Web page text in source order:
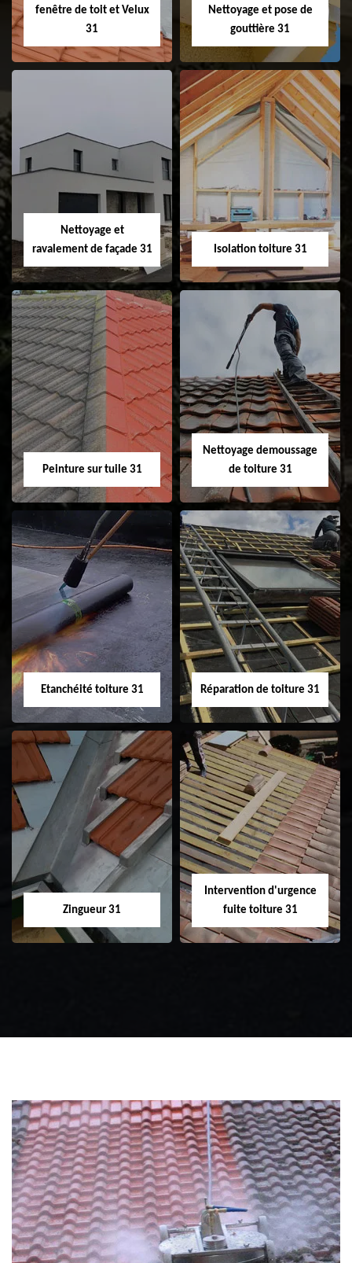
fenêtre de toit et Velux
31
Pose et
changement de
fenêtre de toit et
Velux 31
Nettoyage et pose de
gouttière 31
Nettoyage et pose
Nettoyage et
ravalement de façade 31
Nettoyage et
ravalement de
façade 31
Isolation toiture 31
Isolation toiture 31
Peinture sur tuile 31
Peinture sur tuile
31
Nettoyage demoussage
de toiture 31
Nettoyage
demoussage de
toiture 31
Etanchéité toiture 31
Etanchéité toiture
31
Réparation de toiture 31
Réparation de
toiture 31
Zingueur 31
Intervention d'urgence
fuite toiture 31